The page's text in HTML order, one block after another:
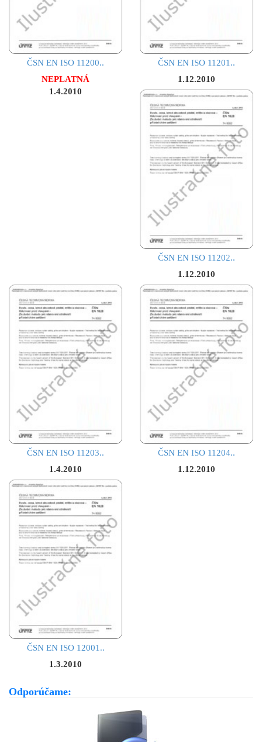
ČSN EN ISO 11200..
NEPLATNÁ
1.4.2010
ČSN EN ISO 11201..
1.12.2010
ČSN EN ISO 11202..
1.12.2010
ČSN EN ISO 11203..
1.4.2010
ČSN EN ISO 11204..
1.12.2010
ČSN EN ISO 12001..
1.3.2010
Odporúčame: